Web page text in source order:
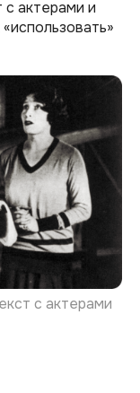
с актерами и
с актерами